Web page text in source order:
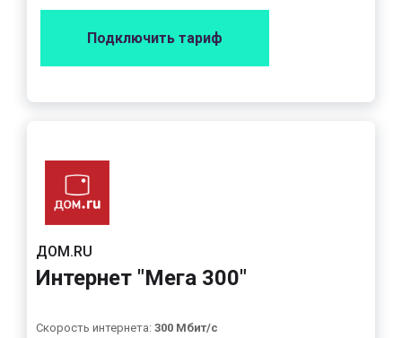
Подключить тариф
ДОМ.RU
Интернет "Мега 300"
Скорость интернета: 300 Мбит/с